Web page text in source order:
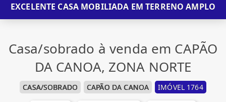
EXCELENTE CASA MOBILIADA EM TERRENO AMPLO
Casa/sobrado à venda em CAPÃO
DA CANOA, ZONA NORTE
CASA/SOBRADO CAPÃO DA CANOA IMÓVEL 1764